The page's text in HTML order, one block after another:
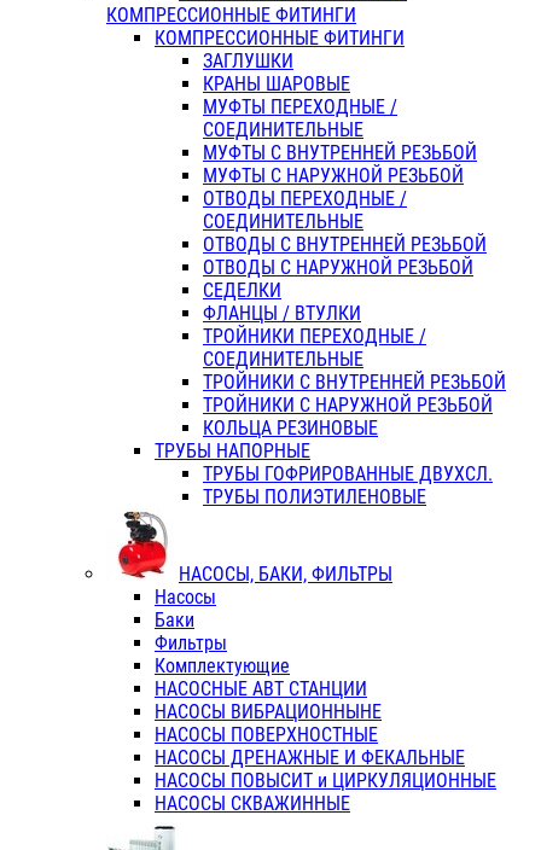
КОМПРЕССИОННЫЕ ФИТИНГИ
КОМПРЕССИОННЫЕ ФИТИНГИ
ЗАГЛУШКИ
КРАНЫ ШАРОВЫЕ
МУФТЫ ПЕРЕХОДНЫЕ /
СОЕДИНИТЕЛЬНЫЕ
МУФТЫ С ВНУТРЕННЕЙ РЕЗЬБОЙ
МУФТЫ С НАРУЖНОЙ РЕЗЬБОЙ
ОТВОДЫ ПЕРЕХОДНЫЕ /
СОЕДИНИТЕЛЬНЫЕ
ОТВОДЫ С ВНУТРЕННЕЙ РЕЗЬБОЙ
ОТВОДЫ С НАРУЖНОЙ РЕЗЬБОЙ
СЕДЕЛКИ
ФЛАНЦЫ / ВТУЛКИ
ТРОЙНИКИ ПЕРЕХОДНЫЕ /
СОЕДИНИТЕЛЬНЫЕ
ТРОЙНИКИ С ВНУТРЕННЕЙ РЕЗЬБОЙ
ТРОЙНИКИ С НАРУЖНОЙ РЕЗЬБОЙ
КОЛЬЦА РЕЗИНОВЫЕ
ТРУБЫ НАПОРНЫЕ
ТРУБЫ ГОФРИРОВАННЫЕ ДВУХСЛ.
ТРУБЫ ПОЛИЭТИЛЕНОВЫЕ
НАСОСЫ, БАКИ, ФИЛЬТРЫ
Насосы
Баки
Фильтры
Комплектующие
НАСОСНЫЕ АВТ СТАНЦИИ
НАСОСЫ ВИБРАЦИОННЫНЕ
НАСОСЫ ПОВЕРХНОСТНЫЕ
НАСОСЫ ДРЕНАЖНЫЕ И ФЕКАЛЬНЫЕ
НАСОСЫ ПОВЫСИТ и ЦИРКУЛЯЦИОННЫЕ
НАСОСЫ СКВАЖИННЫЕ